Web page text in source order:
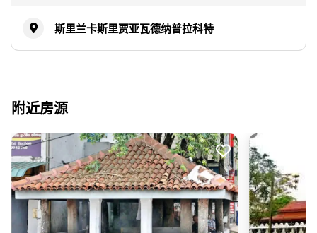
斯里兰卡斯里贾亚瓦德纳普拉科特
附近房源